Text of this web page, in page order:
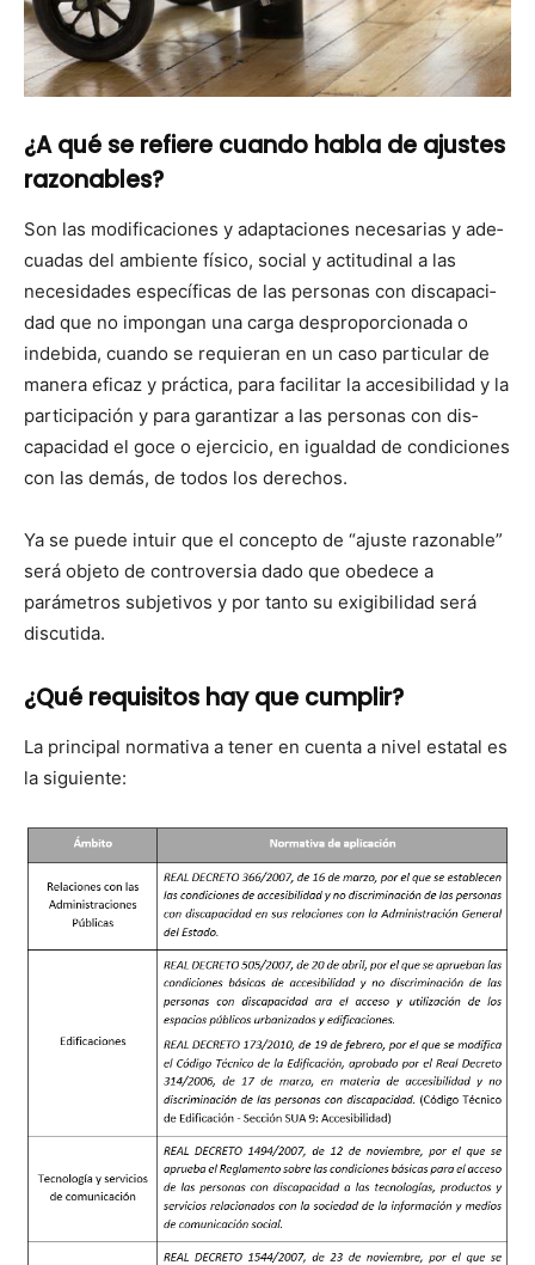
¿A qué se refiere cuando habla de ajustes
razonables?
Son las mod­i­fi­ca­ciones y adapta­ciones nece­sarias y ade­
cuadas del ambi­ente físi­co, social y acti­tu­di­nal a las
necesi­dades especí­fi­cas de las per­sonas con dis­capaci­
dad que no impon­gan una car­ga despro­por­ciona­da o
inde­bi­da, cuan­do se requier­an en un caso par­tic­u­lar de
man­era efi­caz y prác­ti­ca, para facil­i­tar la acce­si­bil­i­dad y la
par­tic­i­pación y para garan­ti­zar a las per­sonas con dis­
capaci­dad el goce o ejer­ci­cio, en igual­dad de condi­ciones
con las demás, de todos los dere­chos.
Ya se puede intuir que el con­cep­to de “ajuste razon­able”
será obje­to de con­tro­ver­sia dado que obe­dece a
parámet­ros sub­je­tivos y por tan­to su exi­gi­bil­i­dad será
dis­cu­ti­da.
¿Qué requisitos hay que cumplir?
La prin­ci­pal nor­ma­ti­va a ten­er en cuen­ta a niv­el estatal es
la sigu­iente: